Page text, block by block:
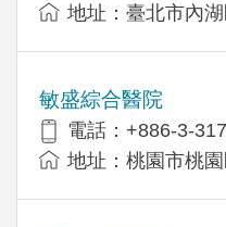
地址：臺北市內
敏盛綜合醫院
電話：+886-3-
地址：桃園市桃